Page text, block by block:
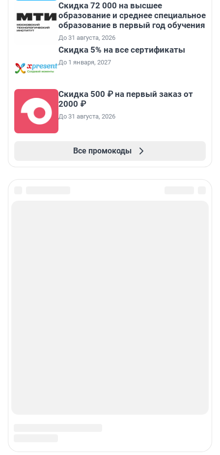
Скидка 72 000 на высшее
образование и среднее специальное
образование в первый год обучения
До 31 августа, 2026
Скидка 5% на все сертификаты
До 1 января, 2027
Скидка 500 ₽ на первый заказ от
2000 ₽
До 31 августа, 2026
Все промокоды